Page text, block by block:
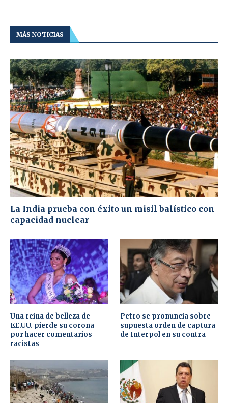
MÁS NOTICIAS
La India prueba con éxito un misil balístico con
capacidad nuclear
Una reina de belleza de
EE.UU. pierde su corona
por hacer comentarios
racistas
Petro se pronuncia sobre
supuesta orden de captura
de Interpol en su contra